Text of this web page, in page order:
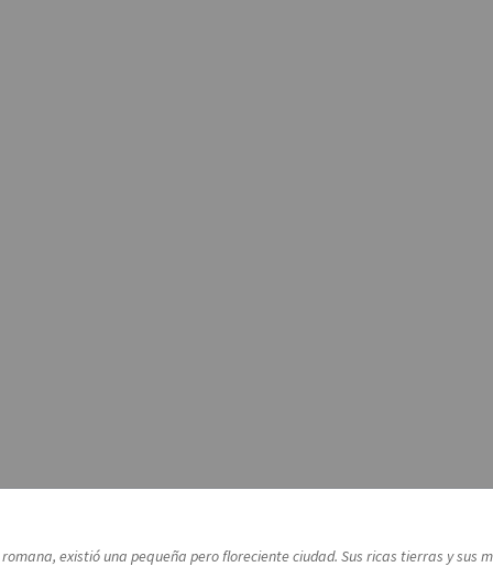
existió una pequeña pero floreciente ciudad. Sus ricas tierras y sus